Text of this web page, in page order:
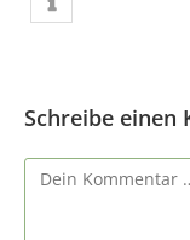
Schreibe einen